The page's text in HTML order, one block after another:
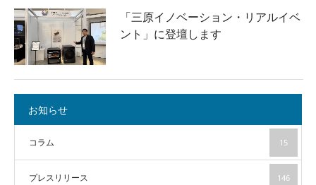
「三原イノベーション・リアルイベ
ント」に登壇します
お知らせ
コラム 15
プレスリリース 146